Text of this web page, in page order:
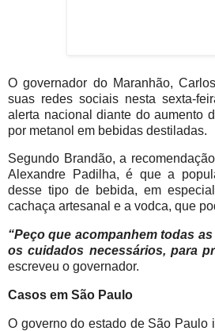
O governador do Maranhão,
suas redes sociais nesta sexta-
alerta nacional diante do aumento
por metanol em bebidas destiladas.
Segundo Brandão, a
Alexandre Padilha, é que a
desse tipo de bebida, em
cachaça artesanal e a vodca, que
“Peço que acompanhem todas
os cuidados necessários, para
escreveu o governador.
Casos em São Paulo
O governo do estado de São Paulo